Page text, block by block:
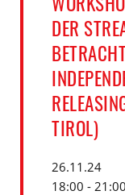
DER
TIROL)
26.11.24
18:00 - 21:00